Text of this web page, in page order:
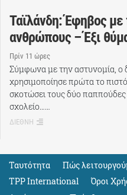
Ταϊλάνδη: Έφηβος
ανθρώπους – Έξι
Πρίν 11 ώρες
Σύμφωνα με την αστυνομία, ο
χρησιμοποίησε πρώτα το
σκοτώσει τους δύο
σχολείο……
ΔΙΕΘΝΗ
Ταυτότητα Πώς
TPP International
Όροι